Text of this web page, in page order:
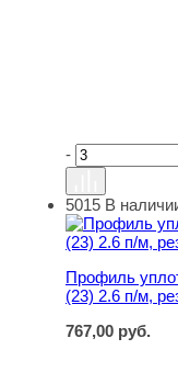
-
Профиль
5015 В
Профиль
(23) 2.6 п/м,
767,00 руб.